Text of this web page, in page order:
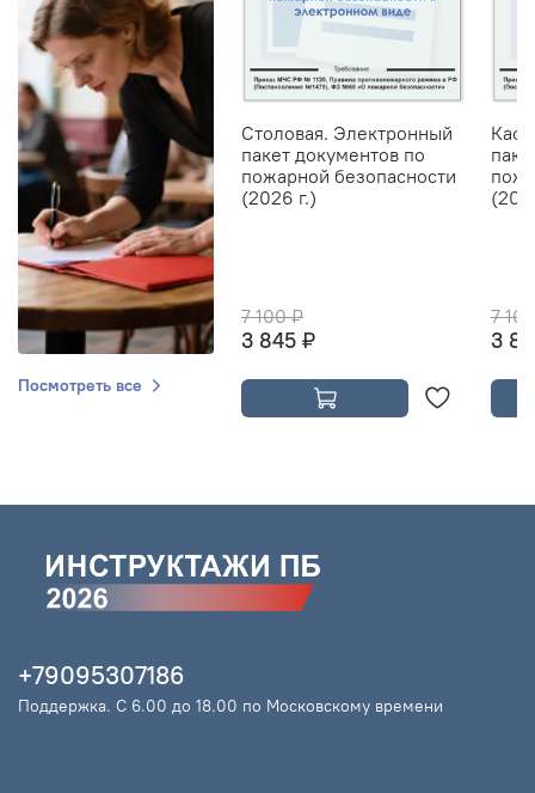
Посмотреть все
Столовая. Электронный
пакет документов по
пожарной безопасности
(2026 г.)
7 100 ₽
3 845 ₽
7
3
+79095307186
Поддержка. С 6.00 до 18.00 по Московскому времени